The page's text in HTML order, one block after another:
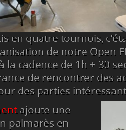
en quatre tournois,
de notre Open
la cadence de 1h + 30
de rencontrer des
des parties
ajoute une
palmarès en